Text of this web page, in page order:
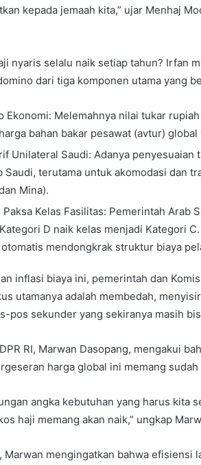
kepada jemaah kita,” ujar Menhaj
nyaris selalu naik setiap tahun? Irfan
dari tiga komponen utama yang
Ekonomi: Melemahnya nilai tukar
bahan bakar pesawat (avtur)
Unilateral Saudi: Adanya
Saudi, terutama untuk akomodasi dan
Mina).
Kelas Fasilitas: Pemerintah Arab
D naik kelas menjadi Kategori
mendongkrak struktur biaya
inflasi biaya ini, pemerintah dan
utamanya adalah membedah,
pos sekunder yang sekiranya masih
RI, Marwan Dasopang, mengakui
harga global ini memang
angka kebutuhan yang harus kita
haji memang akan naik,” ungkap
Marwan mengingatkan bahwa efisiensi